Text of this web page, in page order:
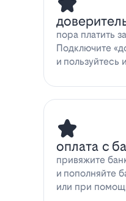
пора платить
Подключите
и пользуйтесь
оплата с
привяжите
и пополняйте
или при